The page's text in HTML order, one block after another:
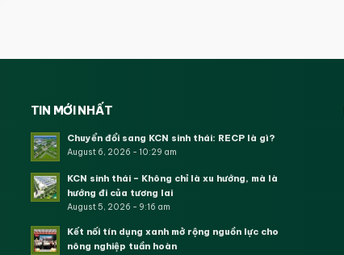
TIN MỚI NHẤT
Chuyển đổi sang KCN sinh thái: RECP là gì?
August 6, 2026 - 10:29 am
KCN sinh thái – Không chỉ là xu hướng, mà là
hướng đi của tương lai
August 5, 2026 - 9:16 am
Kết nối tín dụng xanh mở rộng nguồn lực cho
nông nghiệp tuần hoàn